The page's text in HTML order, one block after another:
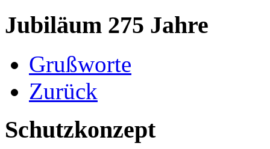
Jubiläum 275 Jahre
Grußworte
Zurück
Schutzkonzept